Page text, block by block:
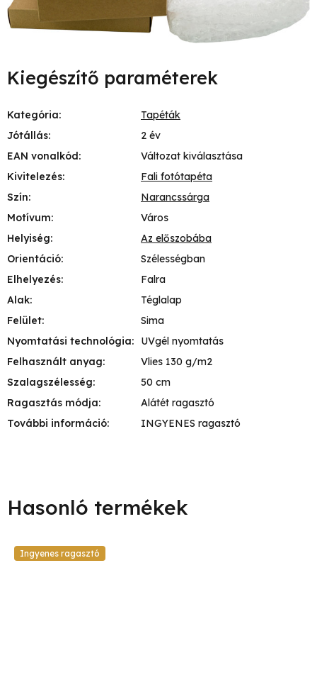
Kiegészítő paraméterek
Kategória:
Tapéták
Jótállás:
2 év
EAN vonalkód:
Változat kiválasztása
Kivitelezés:
Fali fotótapéta
Szín:
Narancssárga
Motívum:
Város
Helyiség:
Az előszobába
Orientáció:
Szélességban
Elhelyezés:
Falra
Alak:
Téglalap
Felület:
Sima
Nyomtatási technológia:
UVgél nyomtatás
Felhasznált anyag:
Vlies 130 g/m2
Szalagszélesség:
50 cm
Ragasztás módja:
Alátét ragasztó
További információ: INGYENES ragasztó
Ingyenes ragasztó